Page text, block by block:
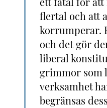
flertal och att
korrumperar.
och det gör
liberal
grimmor som
verksamhet
begränsas